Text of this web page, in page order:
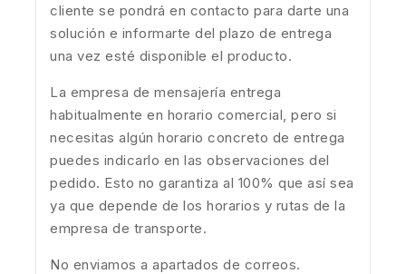
cliente se pondrá en contacto para darte una
solución e informarte del plazo de entrega
una vez esté disponible el producto.
La empresa de mensajería entrega
habitualmente en horario comercial, pero si
necesitas algún horario concreto de entrega
puedes indicarlo en las observaciones del
pedido. Esto no garantiza al 100% que así sea
ya que depende de los horarios y rutas de la
empresa de transporte.
No enviamos a apartados de correos.